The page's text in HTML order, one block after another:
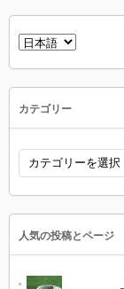
言
語
カテゴリー
カ
ゴ
リ
人気の投稿とページ